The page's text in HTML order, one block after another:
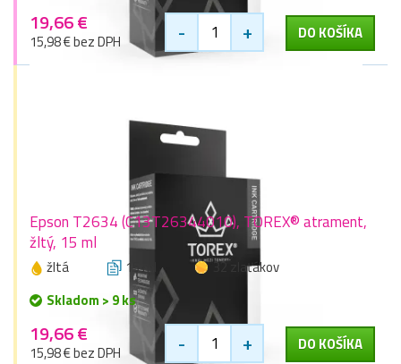
19,66 €
15,98 € bez DPH - + DO KOŠÍKA
Epson T2634 (C13T26344010), TOREX® atrament,
žltý, 15 ml
žltá 15 ml
32 zlaťákov
Skladom > 9 ks
19,66 €
15,98 € bez DPH - + DO KOŠÍKA